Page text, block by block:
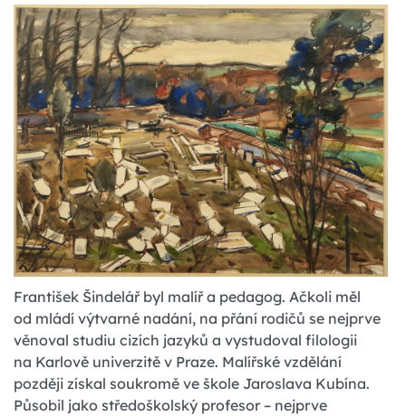
František Šindelář byl malíř a pedagog. Ačkoli měl
od mládí výtvarné nadání, na přání rodičů se nejprve
věnoval studiu cizích jazyků a vystudoval filologii
na Karlově univerzitě v Praze. Malířské vzdělání
později získal soukromě ve škole Jaroslava Kubína.
Působil jako středoškolský profesor – nejprve